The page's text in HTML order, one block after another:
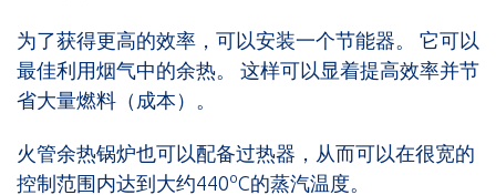
为了获得更高的效率，可以安装一个节能器。 它可以
最佳利用烟气中的余热。 这样可以显着提高效率并节
省大量燃料（成本）。
火管余热锅炉也可以配备过热器，从而可以在很宽的
控制范围内达到大约440oC的蒸汽温度。